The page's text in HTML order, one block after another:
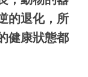
的退化，所
健康狀態都